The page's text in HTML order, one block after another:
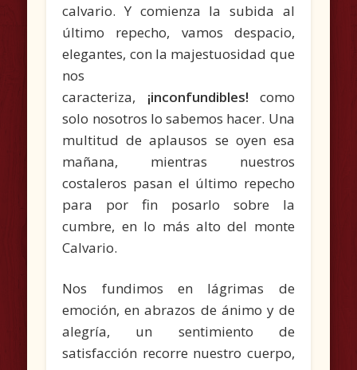
calvario. Y comienza la subida al
último repecho, vamos despacio,
elegantes, con la majestuosidad que
nos
caracteriza, ¡inconfundibles! como
solo nosotros lo sabemos hacer. Una
multitud de aplausos se oyen esa
mañana, mientras nuestros
costaleros pasan el último repecho
para por fin posarlo sobre la
cumbre, en lo más alto del monte
Calvario.
Nos fundimos en lágrimas de
emoción, en abrazos de ánimo y de
alegría, un sentimiento de
satisfacción recorre nuestro cuerpo,